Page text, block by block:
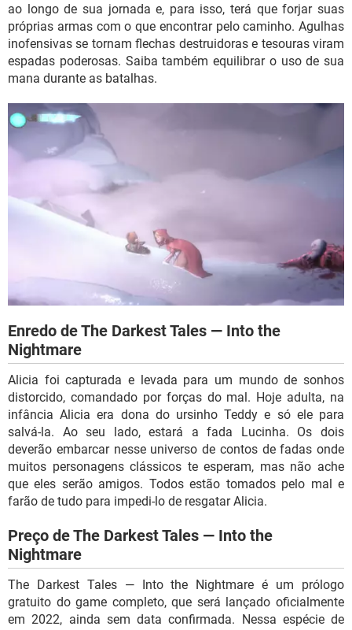
ao longo de sua jornada e, para isso, terá que forjar suas
próprias armas com o que encontrar pelo caminho. Agulhas
inofensivas se tornam flechas destruidoras e tesouras viram
espadas poderosas. Saiba também equilibrar o uso de sua
mana durante as batalhas.
Enredo de The Darkest Tales — Into the
Nightmare
Alicia foi capturada e levada para um mundo de sonhos
distorcido, comandado por forças do mal. Hoje adulta, na
infância Alicia era dona do ursinho Teddy e só ele para
salvá-la. Ao seu lado, estará a fada Lucinha. Os dois
deverão embarcar nesse universo de contos de fadas onde
muitos personagens clássicos te esperam, mas não ache
que eles serão amigos. Todos estão tomados pelo mal e
farão de tudo para impedi-lo de resgatar Alicia.
Preço de The Darkest Tales — Into the
Nightmare
The Darkest Tales — Into the Nightmare é um prólogo
gratuito do game completo, que será lançado oficialmente
em 2022, ainda sem data confirmada. Nessa espécie de